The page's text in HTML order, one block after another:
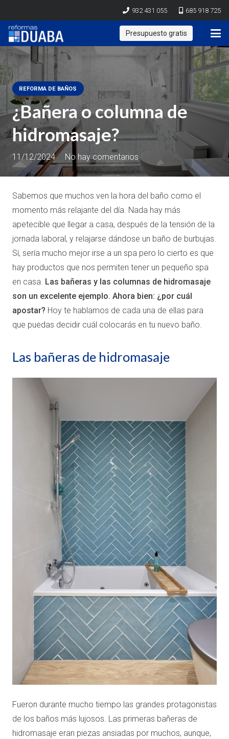
932 431 055 685 918 725
Presupuesto gratis
REFORMA DE BAÑOS
¿Bañera o columna de
hidromasaje?
11/12/2024 No hay comentarios
Sabemos que muchos ven la hora del baño como el
momento más relajante del día. Nada hay más
apetecible que llegar a casa, después de la tensión de la
jornada laboral, y relajarse dándose un baño de burbujas.
Sí, sería mucho mejor irse a un spa pero lo cierto es que
hay productos que nos permiten tener un pequeño spa
en casa. Las bañeras y las columnas de hidromasaje
son un excelente ejemplo. Ahora bien: ¿por cuál
apostar? Hoy te hablamos de cada una de ellas para
que puedas decidir cuál colocarás en tu nuevo baño.
Las bañeras de hidromasaje
Fueron durante mucho tiempo las grandes protagonistas
de los baños más lujosos. Las primeras bañeras de
hidromasaje eran piezas ansiadas por muchos, aunque,